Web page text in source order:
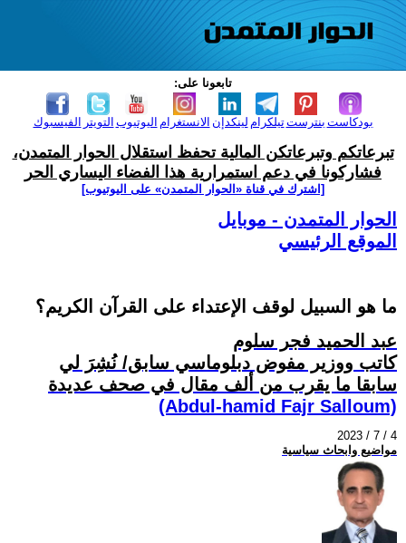
تابعونا على:
الفيسبوك التويتر اليوتيوب الانستغرام لينكدإن تيلكرامبنترست بودكاست
تبرعاتكم وتبرعاتكن المالية تحفظ استقلال الحوار المتمدن،
فشاركونا في دعم استمرارية هذا الفضاء اليساري الحر
[اشترك في قناة ‫«الحوار المتمدن» على اليوتيوب]
الحوار المتمدن - موبايل
الموقع الرئيسي
ما هو السبيل لوقف الإعتداء على القرآن الكريم؟
عبد الحميد فجر سلوم
كاتب ووزير مفوض دبلوماسي سابق/ نُشِرَ لي
سابقا ما يقرب من ألف مقال في صحف عديدة
(Abdul-hamid Fajr Salloum)
2023 / 7 / 4
مواضيع وابحاث سياسية